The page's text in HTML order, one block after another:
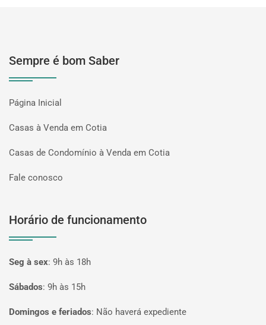
Sempre é bom Saber
Página Inicial
Casas à Venda em Cotia
Casas de Condomínio à Venda em Cotia
Fale conosco
Horário de funcionamento
Seg à sex: 9h às 18h
Sábados: 9h às 15h
Domingos e feriados: Não haverá expediente